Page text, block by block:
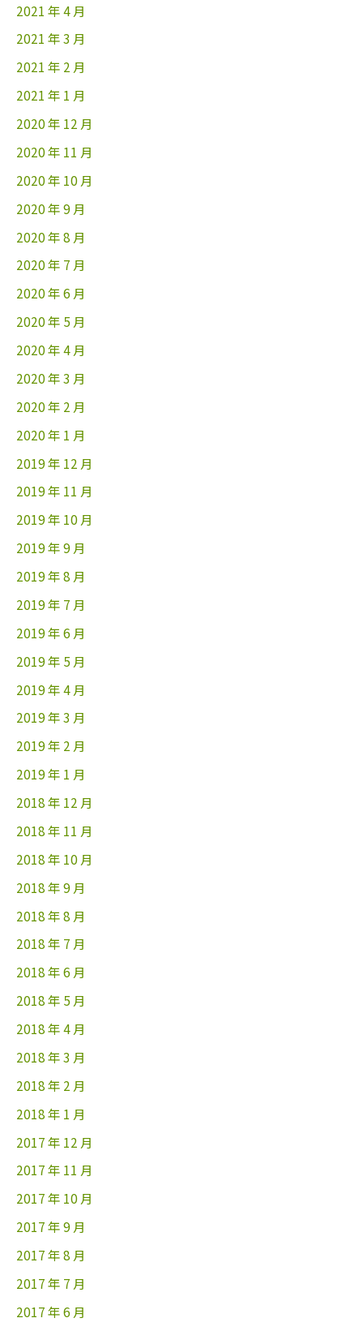
2021 年 4 月
2021 年 3 月
2021 年 2 月
2021 年 1 月
2020 年 12 月
2020 年 11 月
2020 年 10 月
2020 年 9 月
2020 年 8 月
2020 年 7 月
2020 年 6 月
2020 年 5 月
2020 年 4 月
2020 年 3 月
2020 年 2 月
2020 年 1 月
2019 年 12 月
2019 年 11 月
2019 年 10 月
2019 年 9 月
2019 年 8 月
2019 年 7 月
2019 年 6 月
2019 年 5 月
2019 年 4 月
2019 年 3 月
2019 年 2 月
2019 年 1 月
2018 年 12 月
2018 年 11 月
2018 年 10 月
2018 年 9 月
2018 年 8 月
2018 年 7 月
2018 年 6 月
2018 年 5 月
2018 年 4 月
2018 年 3 月
2018 年 2 月
2018 年 1 月
2017 年 12 月
2017 年 11 月
2017 年 10 月
2017 年 9 月
2017 年 8 月
2017 年 7 月
2017 年 6 月